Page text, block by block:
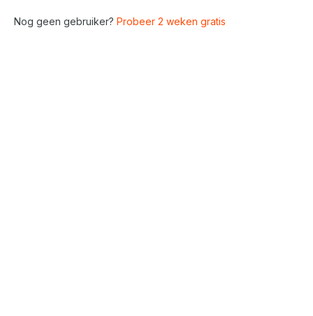
Nog geen gebruiker? Probeer 2 weken gratis